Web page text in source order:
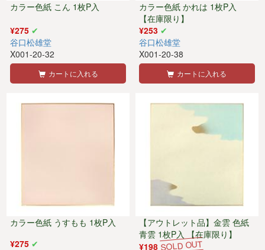
カラー色紙 こん 1枚P入
¥275
谷口松雄堂
X001-20-32
カートに入れる
カラー色紙 かれは 1枚P入
【在庫限り】
¥253
谷口松雄堂
X001-20-38
カートに入れる
カラー色紙 うすもも 1枚P入
¥275
【アウトレット品】金雲 色紙
青雲 1枚P入 【在庫限り】
¥198